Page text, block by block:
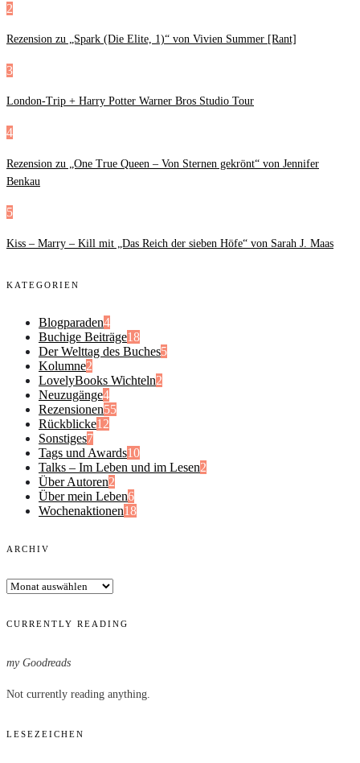
2
Rezension zu „Spark (Die Elite, 1)“ von Vivien Summer [Rant]
3
London-Trip + Harry Potter Warner Bros Studio Tour
4
Rezension zu „One True Queen – Von Sternen gekrönt“ von Jennifer
Benkau
5
Kiss – Marry – Kill mit „Das Reich der sieben Höfe“ von Sarah J. Maas
KATEGORIEN
Blogparaden4
Buchige Beiträge18
Der Welttag des Buches5
Kolumne2
LovelyBooks Wichteln2
Neuzugänge4
Rezensionen55
Rückblicke12
Sonstiges7
Tags und Awards10
Talks – Im Leben und im Lesen2
Über Autoren2
Über mein Leben6
Wochenaktionen18
ARCHIV
Archiv
CURRENTLY READING
my Goodreads
Not currently reading anything.
LESEZEICHEN